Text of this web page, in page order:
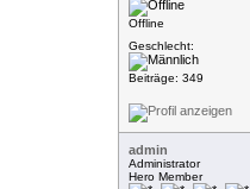
Offline
Geschlecht:
Beiträge: 349
admin
Administrator
Hero Member